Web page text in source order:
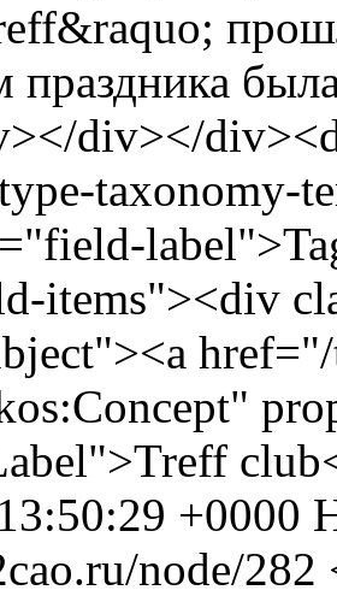
div></
taxonomy-
items"><div
+0000
node/282